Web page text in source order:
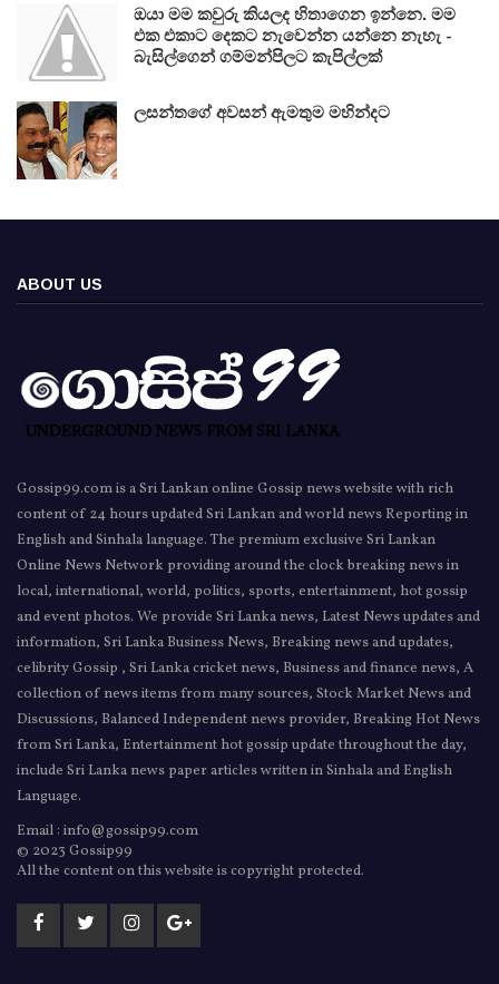
ඔයා මම කවුරු කියලද හිතාගෙන ඉන්නෙ. මම
එක එකාට දෙකට නැවෙන්න යන්නෙ නැහැ -
බැසිල්ගෙන් ගම්මන්පිලට කැපිල්ලක්
ලසන්තගේ අවසන් ඇමතුම මහින්දට
ABOUT US
Gossip99.com is a Sri Lankan online Gossip news website with rich
content of 24 hours updated Sri Lankan and world news Reporting in
English and Sinhala language. The premium exclusive Sri Lankan
Online News Network providing around the clock breaking news in
local, international, world, politics, sports, entertainment, hot gossip
and event photos. We provide Sri Lanka news, Latest News updates and
information, Sri Lanka Business News, Breaking news and updates,
celibrity Gossip , Sri Lanka cricket news, Business and finance news, A
collection of news items from many sources, Stock Market News and
Discussions, Balanced Independent news provider, Breaking Hot News
from Sri Lanka, Entertainment hot gossip update throughout the day,
include Sri Lanka news paper articles written in Sinhala and English
Language.
Email : info@gossip99.com
© 2023 Gossip99
All the content on this website is copyright protected.